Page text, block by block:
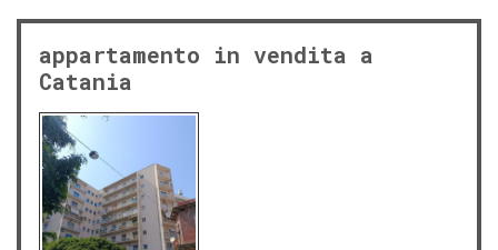
appartamento in vendita a
Catania